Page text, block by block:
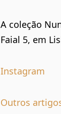
A coleção
Faial 5, em
Instagram
Outros